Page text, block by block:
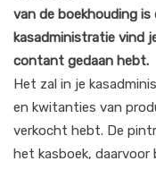
van de boekhouding
kasadministratie vind
contant gedaan hebt.
Het zal in je
en kwitanties van
verkocht hebt. De
het kasboek,